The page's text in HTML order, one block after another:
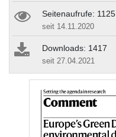
Seitenaufrufe: 1125
seit 14.11.2020
Downloads: 1417
seit 27.04.2021